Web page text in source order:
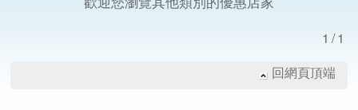
1/1
回網頁頂端